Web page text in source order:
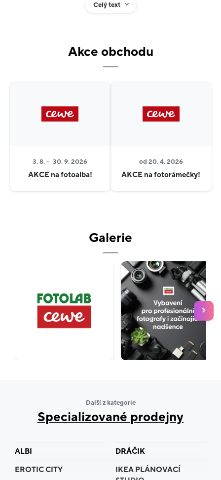
vyfotíme vás na počkání, uděláme několik snímků, ze
shopovou objednávku z
Celý text
Akce obchodu
3. 8. – 30. 9. 2026
AKCE na fotoalba!
od 20. 4. 2026
AKCE na fotorámečky!
Galerie
Další z kategorie
Specializované prodejny
ALBI
DRÁČIK
EROTIC CITY
IKEA PLÁNOVACÍ